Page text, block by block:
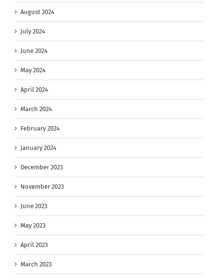
August 2024
July 2024
June 2024
May 2024
April 2024
March 2024
February 2024
January 2024
December 2023
November 2023
June 2023
May 2023
April 2023
March 2023